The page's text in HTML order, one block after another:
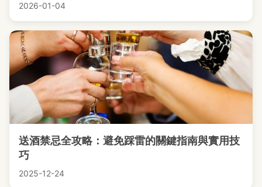
2026-01-04
送酒禁忌全攻略：避免踩雷的關鍵指南與實用技
巧
2025-12-24